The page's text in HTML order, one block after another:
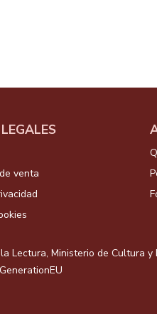
venta
Lectura, Ministerio de Cultura y